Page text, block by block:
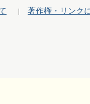
著作権・リンク